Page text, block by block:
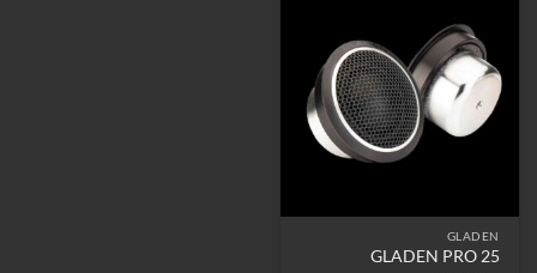
GLADEN
GLADEN PRO 25